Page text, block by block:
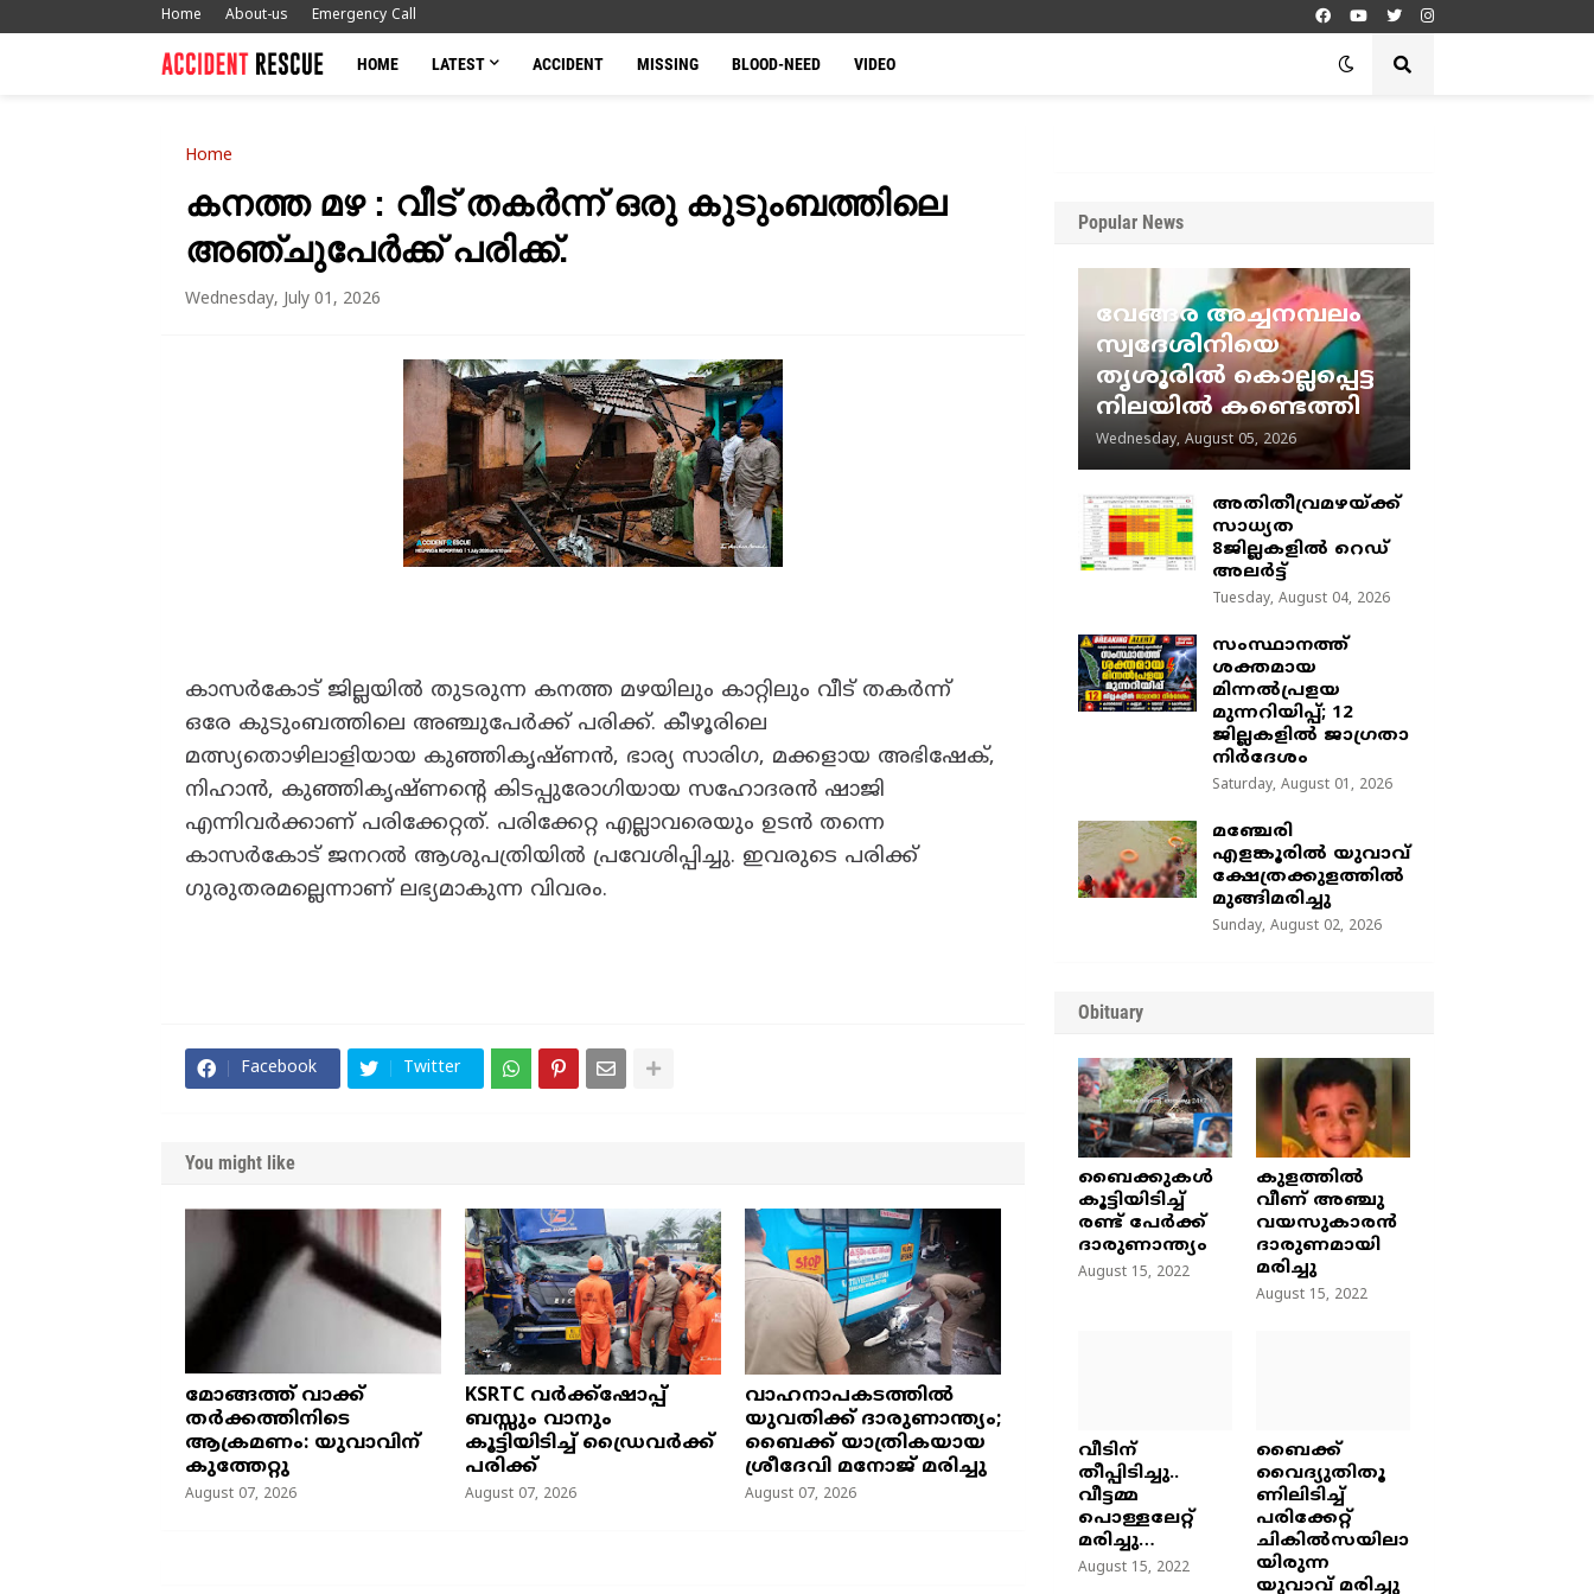
Home About-us Emergency Call
HOME LATEST ACCIDENT MISSING BLOOD-NEED VIDEO
Home
കനത്ത മഴ : വീട് തകർന്ന് ഒരു കുടുംബത്തിലെ
അഞ്ചുപേർക്ക് പരിക്ക്.
Wednesday, July 01, 2026
കാസർകോട് ജില്ലയിൽ തുടരുന്ന കനത്ത മഴയിലും കാറ്റിലും വീട് തകർന്ന്
ഒരേ കുടുംബത്തിലെ അഞ്ചുപേർക്ക് പരിക്ക്. കീഴൂരിലെ
മത്സ്യതൊഴിലാളിയായ കുഞ്ഞികൃഷ്ണൻ, ഭാര്യ സാരിഗ, മക്കളായ അഭിഷേക്,
നിഹാൻ, കുഞ്ഞികൃഷ്ണന്റെ കിടപ്പുരോഗിയായ സഹോദരൻ ഷാജി
എന്നിവർക്കാണ് പരിക്കേറ്റത്. പരിക്കേറ്റ എല്ലാവരെയും ഉടൻ തന്നെ
കാസർകോട് ജനറൽ ആശുപത്രിയിൽ പ്രവേശിപ്പിച്ചു. ഇവരുടെ പരിക്ക്
ഗുരുതരമല്ലെന്നാണ് ലഭ്യമാകുന്ന വിവരം.
Facebook Twitter
You might like
മോങ്ങത്ത് വാക്ക്
തർക്കത്തിനിടെ
ആക്രമണം: യുവാവിന്
കുത്തേറ്റു
August 07, 2026
KSRTC വർക്ക്ഷോപ്പ്
ബസ്സും വാനും
കൂട്ടിയിടിച്ച് ഡ്രൈവർക്ക്
പരിക്ക്
August 07, 2026
വാഹനാപകടത്തിൽ
യുവതിക്ക് ദാരുണാന്ത്യം;
ബൈക്ക് യാത്രികയായ
ശ്രീദേവി മനോജ് മരിച്ചു
August 07, 2026
Popular News
വേങ്ങര അച്ചനമ്പലം
സ്വദേശിനിയെ
തൃശൂരിൽ കൊല്ലപ്പെട്ട
നിലയിൽ കണ്ടെത്തി
Wednesday, August 05, 2026
അതിതീവ്രമഴയ്ക്ക്
സാധ്യത
8ജില്ലകളിൽ റെഡ്
അലർട്ട്
Tuesday, August 04, 2026
സംസ്ഥാനത്ത്
ശക്തമായ
മിന്നൽപ്രളയ
മുന്നറിയിപ്പ്; 12
ജില്ലകളിൽ ജാഗ്രതാ
നിർദേശം
Saturday, August 01, 2026
മഞ്ചേരി
എളങ്കൂരിൽ യുവാവ്
ക്ഷേത്രക്കുളത്തിൽ
മുങ്ങിമരിച്ചു
Sunday, August 02, 2026
Obituary
ബൈക്കുകൾ
കൂട്ടിയിടിച്ച്
രണ്ട് പേർക്ക്
ദാരുണാന്ത്യം
August 15, 2022
കുളത്തില്‍
വീണ് അഞ്ചു
വയസുകാരന്‍
ദാരുണമായി
മരിച്ചു
August 15, 2022
വീടിന്
തീപ്പിടിച്ചു..
വീട്ടമ്മ
പൊള്ളലേറ്റ്
മരിച്ചു…
August 15, 2022
ബൈക്ക്
വൈദ്യുതിതൂ
ണിലിടിച്ച്‌
പരിക്കേറ്റ്
ചികില്‍സയിലാ
യിരുന്ന
യുവാവ് മരിച്ചു